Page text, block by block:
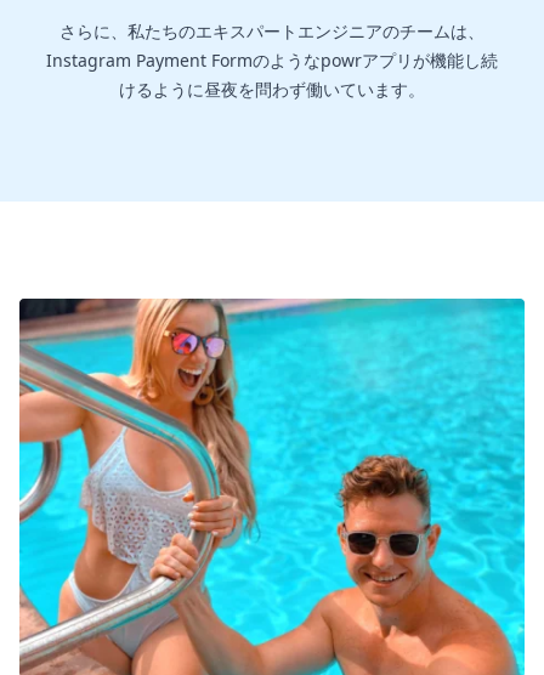
さらに、私たちのエキスパートエンジニアのチームは、
Instagram Payment Formのようなpowrアプリが機能し続
けるように昼夜を問わず働いています。